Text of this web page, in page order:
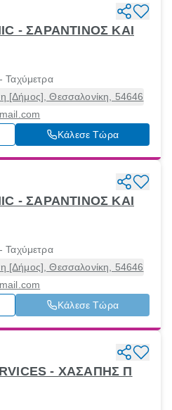
- ΣΑΡΑΝΤΙΝΟΣ ΚΑΙ
Ταχύμετρα
[Δήμος], Θεσσαλονίκη, 54646
Κάλεσε Τώρα
- ΣΑΡΑΝΤΙΝΟΣ ΚΑΙ
Ταχύμετρα
[Δήμος], Θεσσαλονίκη, 54646
Κάλεσε Τώρα
- ΧΑΣΑΠΗΣ Π